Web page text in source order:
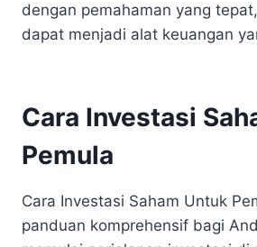
dengan pemahaman yang
dapat menjadi alat keuangan
Cara Investasi
Pemula
Cara Investasi Saham Untuk
panduan komprehensif bagi